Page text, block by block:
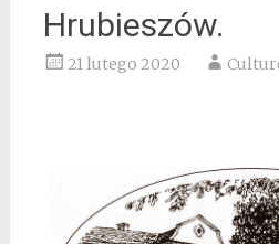
Hrubieszów.
21 lutego 2020